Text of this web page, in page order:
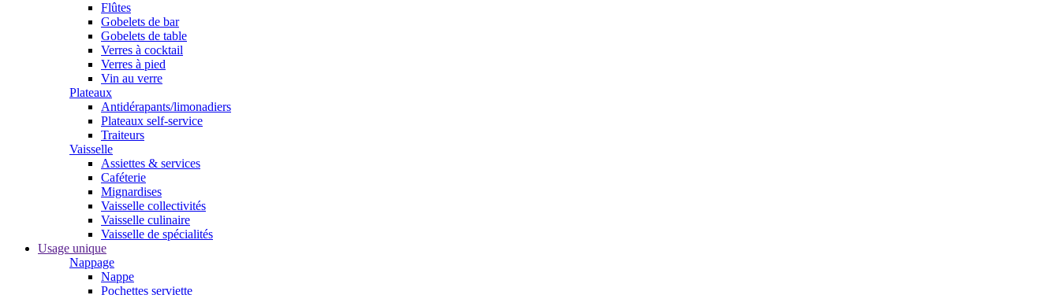
Flûtes
Gobelets de bar
Gobelets de table
Verres à cocktail
Verres à pied
Vin au verre
Plateaux
Antidérapants/limonadiers
Plateaux self-service
Traiteurs
Vaisselle
Assiettes & services
Caféterie
Mignardises
Vaisselle collectivités
Vaisselle culinaire
Vaisselle de spécialités
Usage unique
Nappage
Nappe
Pochettes serviette